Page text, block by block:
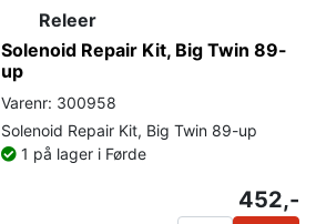
Releer
Solenoid Repair Kit, Big Twin 89-
up
Varenr: 300958
Solenoid Repair Kit, Big Twin 89-up
1 på lager i Førde
452,-